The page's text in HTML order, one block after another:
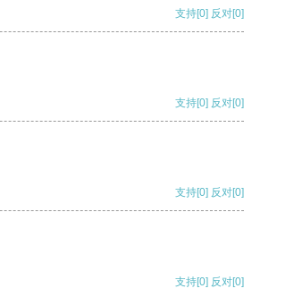
支持[0] 反对[0]
支持[0] 反对[0]
支持[0] 反对[0]
支持[0] 反对[0]